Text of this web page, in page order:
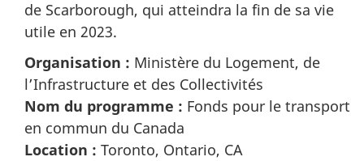
de Scarborough, qui atteindra la fin de sa vie
utile en 2023.
Organisation : Ministère du Logement, de
l’Infrastructure et des Collectivités
Nom du programme : Fonds pour le transport
en commun du Canada
Location : Toronto, Ontario, CA